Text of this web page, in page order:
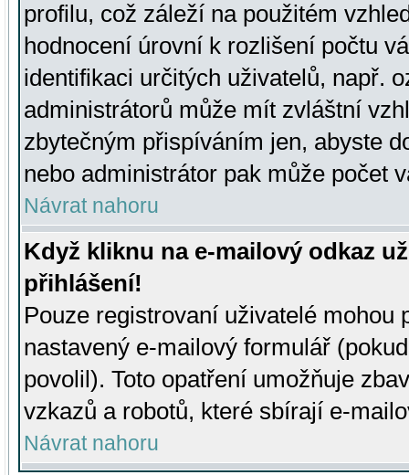
profilu, což záleží na použitém
hodnocení úrovní k rozlišení počtu
identifikaci určitých uživatelů, např.
administrátorů může mít zvláštní
zbytečným přispíváním jen, abyste
nebo administrátor pak může počet
Návrat nahoru
Když kliknu na e-mailový odkaz
přihlášení!
Pouze registrovaní uživatelé mohou
nastavený e-mailový formulář
povolil). Toto opatření umožňuje
vzkazů a robotů, které sbírají e-
Návrat nahoru